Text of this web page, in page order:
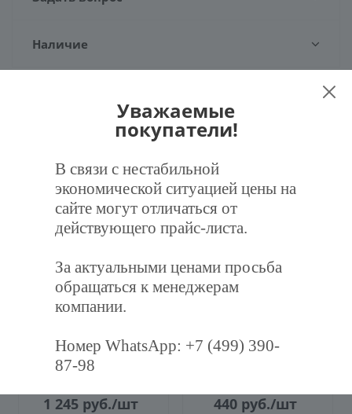
Наличие
Рекомендуем
Фильтр воздушный
600-3-F7
1 245 руб./шт
ХИТ
440руб./шт
Уважаемые
покупатели!
В связи с нестабильной
экономической ситуацией цены на
сайте могут отличаться от
действующего прайс-листа.
За актуальными ценами просьба
обращаться к менеджерам
компании.
Номер WhatsApp: +7 (499) 390-
87-98